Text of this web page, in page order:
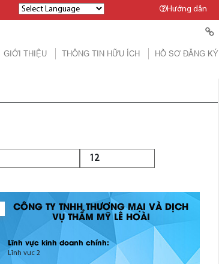
Powered by
Hướng dẫn
GIỚI THIỆU THÔNG TIN HỮU ÍCH HỒ SƠ ĐĂNG KÝ
12
CÔNG TY TNHH THƯƠNG MẠI VÀ DỊCH
VỤ THẨM MỸ LÊ HOÀI
Lĩnh vực kinh doanh chính:
Lĩnh vực 2